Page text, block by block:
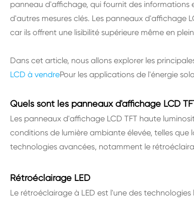
panneau d'affichage, qui fournit des informations
d'autres mesures clés. Les panneaux d'affichage
car ils offrent une lisibilité supérieure même en
Dans cet article, nous allons explorer les
LCD à vendrePour les applications de l'énergie
Quels sont les panneaux d'affichage LCD
Les panneaux d'affichage LCD TFT haute
conditions de lumière ambiante élevée, telles que
technologies avancées, notamment le
Rétroéclairage LED
Le rétroéclairage à LED est l'une des